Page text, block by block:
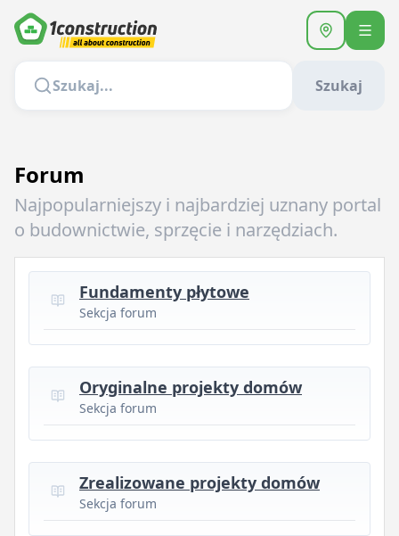
Szukaj
Forum
Najpopularniejszy i najbardziej uznany portal
o budownictwie, sprzęcie i narzędziach.
Fundamenty płytowe
Sekcja forum
Oryginalne projekty domów
Sekcja forum
Zrealizowane projekty domów
Sekcja forum